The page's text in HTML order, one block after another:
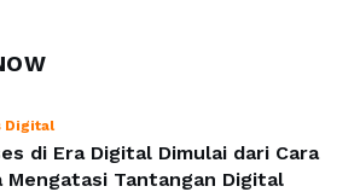
…
Digital
di Era Digital Dimulai dari Cara
Mengatasi Tantangan Digital